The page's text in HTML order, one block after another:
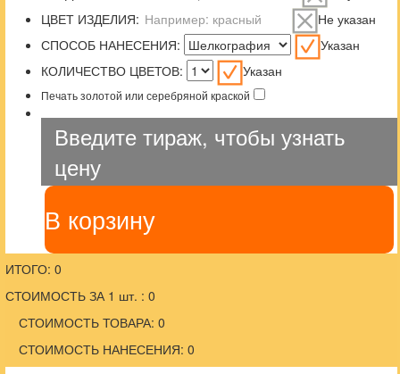
ЦВЕТ ИЗДЕЛИЯ:
Не указан
СПОСОБ НАНЕСЕНИЯ:
Указан
КОЛИЧЕСТВО ЦВЕТОВ:
Указан
Печать золотой или серебряной краской
Введите тираж, чтобы узнать
цену
В корзину
ИТОГО: 0
СТОИМОСТЬ ЗА 1 шт. : 0
СТОИМОСТЬ ТОВАРА: 0
СТОИМОСТЬ НАНЕСЕНИЯ: 0